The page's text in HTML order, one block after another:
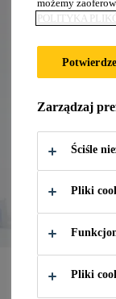
możemy
POLITYKA
Zarządzaj
Ściśle
Pliki
Pliki